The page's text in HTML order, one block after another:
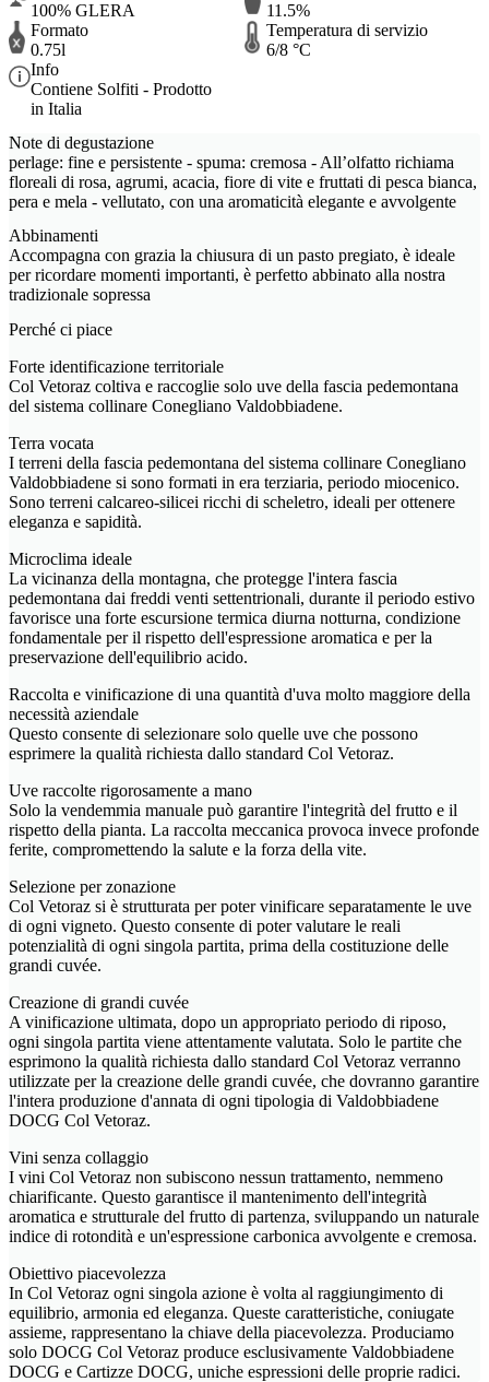
100% GLERA
11.5%
Formato
0.75l
Temperatura di servizio
6/8 °C
Info
Contiene Solfiti - Prodotto
in Italia
Note di degustazione
perlage: fine e persistente - spuma: cremosa - All’olfatto richiama
floreali di rosa, agrumi, acacia, fiore di vite e fruttati di pesca bianca,
pera e mela - vellutato, con una aromaticità elegante e avvolgente
Abbinamenti
Accompagna con grazia la chiusura di un pasto pregiato, è ideale
per ricordare momenti importanti, è perfetto abbinato alla nostra
tradizionale sopressa
Perché ci piace
Forte identificazione territoriale
Col Vetoraz coltiva e raccoglie solo uve della fascia pedemontana
del sistema collinare Conegliano Valdobbiadene.
Terra vocata
I terreni della fascia pedemontana del sistema collinare Conegliano
Valdobbiadene si sono formati in era terziaria, periodo miocenico.
Sono terreni calcareo-silicei ricchi di scheletro, ideali per ottenere
eleganza e sapidità.
Microclima ideale
La vicinanza della montagna, che protegge l'intera fascia
pedemontana dai freddi venti settentrionali, durante il periodo estivo
favorisce una forte escursione termica diurna notturna, condizione
fondamentale per il rispetto dell'espressione aromatica e per la
preservazione dell'equilibrio acido.
Raccolta e vinificazione di una quantità d'uva molto maggiore della
necessità aziendale
Questo consente di selezionare solo quelle uve che possono
esprimere la qualità richiesta dallo standard Col Vetoraz.
Uve raccolte rigorosamente a mano
Solo la vendemmia manuale può garantire l'integrità del frutto e il
rispetto della pianta. La raccolta meccanica provoca invece profonde
ferite, compromettendo la salute e la forza della vite.
Selezione per zonazione
Col Vetoraz si è strutturata per poter vinificare separatamente le uve
di ogni vigneto. Questo consente di poter valutare le reali
potenzialità di ogni singola partita, prima della costituzione delle
grandi cuvée.
Creazione di grandi cuvée
A vinificazione ultimata, dopo un appropriato periodo di riposo,
ogni singola partita viene attentamente valutata. Solo le partite che
esprimono la qualità richiesta dallo standard Col Vetoraz verranno
utilizzate per la creazione delle grandi cuvée, che dovranno garantire
l'intera produzione d'annata di ogni tipologia di Valdobbiadene
DOCG Col Vetoraz.
Vini senza collaggio
I vini Col Vetoraz non subiscono nessun trattamento, nemmeno
chiarificante. Questo garantisce il mantenimento dell'integrità
aromatica e strutturale del frutto di partenza, sviluppando un naturale
indice di rotondità e un'espressione carbonica avvolgente e cremosa.
Obiettivo piacevolezza
In Col Vetoraz ogni singola azione è volta al raggiungimento di
equilibrio, armonia ed eleganza. Queste caratteristiche, coniugate
assieme, rappresentano la chiave della piacevolezza. Produciamo
solo DOCG Col Vetoraz produce esclusivamente Valdobbiadene
DOCG e Cartizze DOCG, uniche espressioni delle proprie radici.